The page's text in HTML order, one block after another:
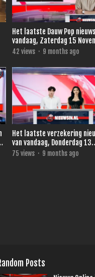
Het laatste Dauw Pop nieuws van .
vandaag, Zaterdag 15
2025
42 views · 9 months ago
Het laatste verzekering
van vandaag, Donderdag 13
November 2025.
75 views · 9 months ago
Posts